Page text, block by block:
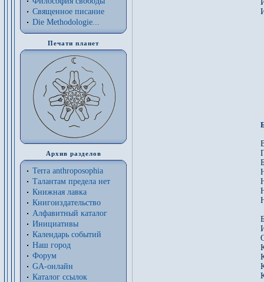
Священное писание
Die Methodologie...
Печати планет
Архив разделов
Terra anthroposophia
Талантам предела нет
Книжная лавка
Книгоиздательство
Алфавитный каталог
Инициативы
Календарь событий
Наш город
Форум
GA-онлайн
Каталог ссылок